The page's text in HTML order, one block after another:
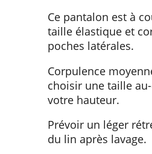
Ce pantalon est à
taille élastique et
poches latérales.
Corpulence
choisir une taille
votre hauteur.
Prévoir un léger
du lin après lavage.